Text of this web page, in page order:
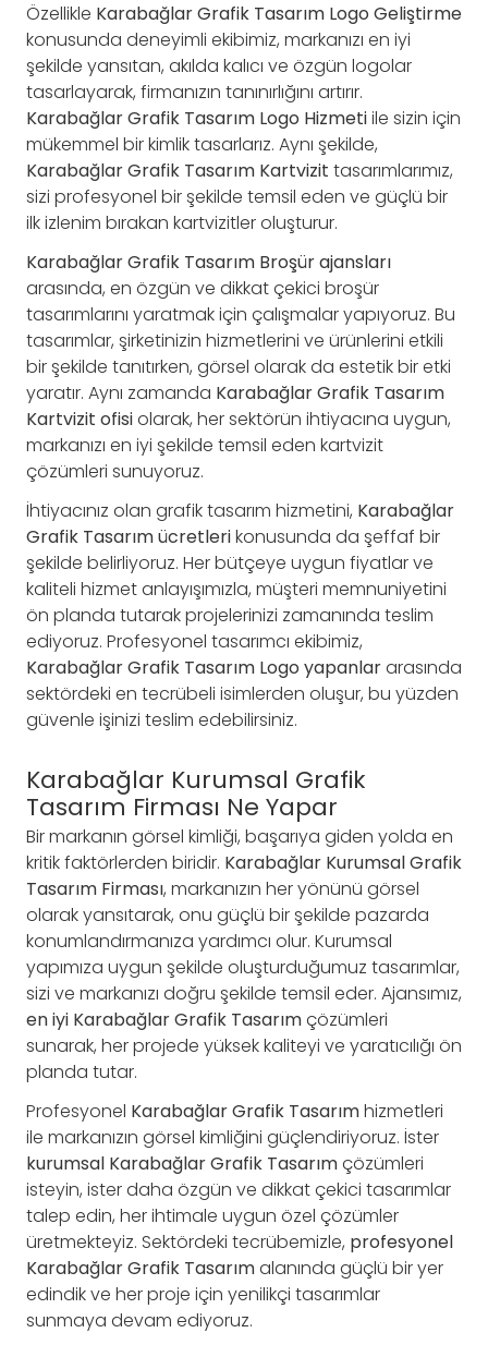
Özellikle Karabağlar Grafik Tasarım Logo Geliştirme
konusunda deneyimli ekibimiz, markanızı en iyi
şekilde yansıtan, akılda kalıcı ve özgün logolar
tasarlayarak, firmanızın tanınırlığını artırır.
Karabağlar Grafik Tasarım Logo Hizmetiile sizin için
mükemmel bir kimlik tasarlarız. Aynı şekilde,
Karabağlar Grafik Tasarım Kartvizit tasarımlarımız,
sizi profesyonel bir şekilde temsil eden ve güçlü bir
ilk izlenim bırakan kartvizitler oluşturur.
Karabağlar Grafik Tasarım Broşür ajansları
arasında, en özgün ve dikkat çekici broşür
tasarımlarını yaratmak için çalışmalar yapıyoruz. Bu
tasarımlar, şirketinizin hizmetlerini ve ürünlerini etkili
bir şekilde tanıtırken, görsel olarak da estetik bir etki
yaratır. Aynı zamanda Karabağlar Grafik Tasarım
Kartvizit ofisiolarak, her sektörün ihtiyacına uygun,
markanızı en iyi şekilde temsil eden kartvizit
çözümleri sunuyoruz.
İhtiyacınız olan grafik tasarım hizmetini, Karabağlar
Grafik Tasarım ücretlerikonusunda da şeffaf bir
şekilde belirliyoruz. Her bütçeye uygun fiyatlar ve
kaliteli hizmet anlayışımızla, müşteri memnuniyetini
ön planda tutarak projelerinizi zamanında teslim
ediyoruz. Profesyonel tasarımcı ekibimiz,
Karabağlar Grafik Tasarım Logo yapanlararasında
sektördeki en tecrübeli isimlerden oluşur, bu yüzden
güvenle işinizi teslim edebilirsiniz.
Karabağlar Kurumsal Grafik
Tasarım Firması Ne Yapar
Bir markanın görsel kimliği, başarıya giden yolda en
kritik faktörlerden biridir. Karabağlar Kurumsal Grafik
Tasarım Firması, markanızın her yönünü görsel
olarak yansıtarak, onu güçlü bir şekilde pazarda
konumlandırmanıza yardımcı olur. Kurumsal
yapımıza uygun şekilde oluşturduğumuz tasarımlar,
sizi ve markanızı doğru şekilde temsil eder. Ajansımız,
en iyi Karabağlar Grafik Tasarımçözümleri
sunarak, her projede yüksek kaliteyi ve yaratıcılığı ön
planda tutar.
Profesyonel Karabağlar Grafik Tasarımhizmetleri
ile markanızın görsel kimliğini güçlendiriyoruz. İster
kurumsal Karabağlar Grafik Tasarımçözümleri
isteyin, ister daha özgün ve dikkat çekici tasarımlar
talep edin, her ihtimale uygun özel çözümler
üretmekteyiz. Sektördeki tecrübemizle, profesyonel
Karabağlar Grafik Tasarımalanında güçlü bir yer
edindik ve her proje için yenilikçi tasarımlar
sunmaya devam ediyoruz.